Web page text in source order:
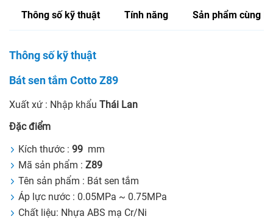
Thông số kỹ thuật Tính năng Sản phẩm cùng
Thông số kỹ thuật
Bát sen tắm Cotto Z89
Xuất xứ : Nhập khẩu Thái Lan
Đặc điểm
Kích thước : 99 mm
Mã sản phẩm : Z89
Tên sản phẩm : Bát sen tắm
Áp lực nước : 0.05MPa ~ 0.75MPa
Chất liệu: Nhựa ABS mạ Cr/Ni